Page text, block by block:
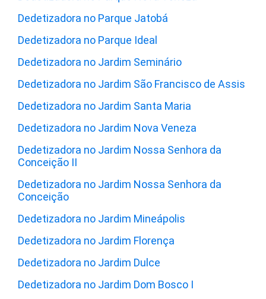
Dedetizadora no Parque Jatobá
Dedetizadora no Parque Ideal
Dedetizadora no Jardim Seminário
Dedetizadora no Jardim São Francisco de Assis
Dedetizadora no Jardim Santa Maria
Dedetizadora no Jardim Nova Veneza
Dedetizadora no Jardim Nossa Senhora da
Conceição II
Dedetizadora no Jardim Nossa Senhora da
Conceição
Dedetizadora no Jardim Mineápolis
Dedetizadora no Jardim Florença
Dedetizadora no Jardim Dulce
Dedetizadora no Jardim Dom Bosco I